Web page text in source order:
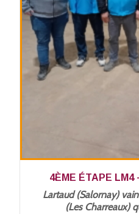
4ÈME ÉTAPE LM4
Lartaud (Salornay)
(Les Charreaux)